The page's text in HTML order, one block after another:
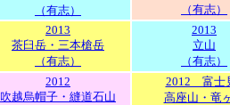
（有志）
（有志）
2013
茶臼岳・三本槍岳
（有志）
2013
立山
（有志）
2012
吹越烏帽子・縫道石山
2012 富士
高座山・竜